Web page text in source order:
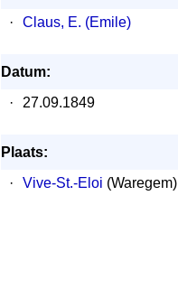
·
Claus, E. (Emile)
Datum:
·
27.09.1849
Plaats:
·
Vive-St.-Eloi (Waregem)